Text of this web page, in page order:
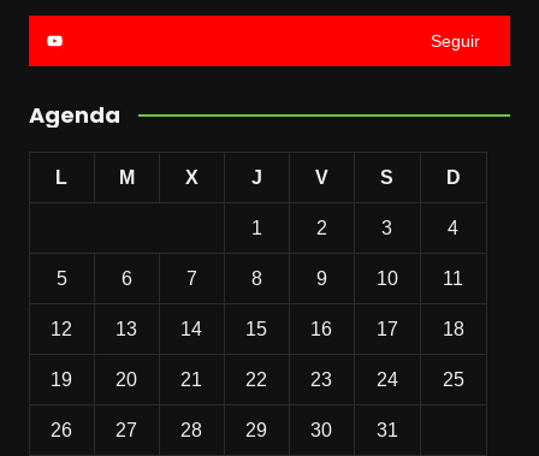
Seguir
Agenda
L M X J V S D
1 2 3 4
5 6 7 8 9 10 11
12 13 14 15 16 17 18
19 20 21 22 23 24 25
26 27 28 29 30 31